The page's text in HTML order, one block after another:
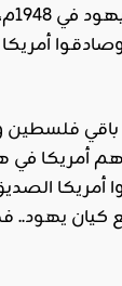
أمريكا
فلسطين
أمريكا في
أمريكا
كيان يهود..